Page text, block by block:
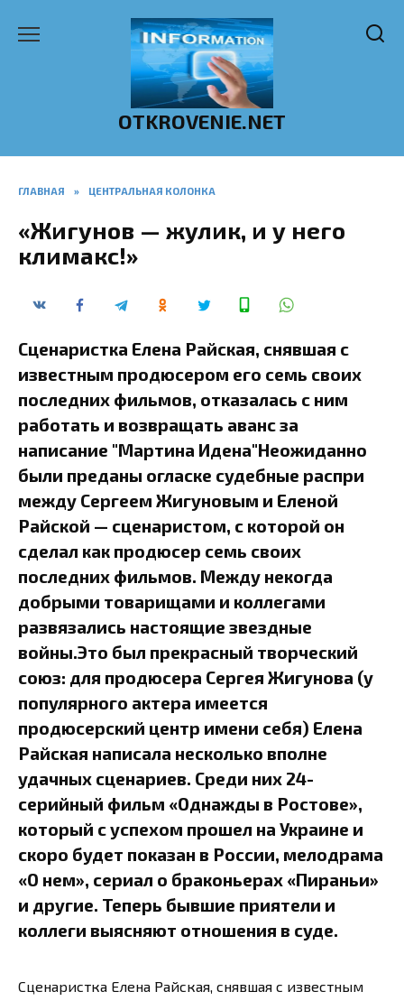
OTKROVENIE.NET
ГЛАВНАЯ » ЦЕНТРАЛЬНАЯ КОЛОНКА
«Жигунов — жулик, и у него
климакс!»
Сценаристка Елена Райская, снявшая с
известным продюсером его семь своих
последних фильмов, отказалась с ним
работать и возвращать аванс за
написание "Мартина Идена"Неожиданно
были преданы огласке судебные распри
между Сергеем Жигуновым и Еленой
Райской — сценаристом, с которой он
сделал как продюсер семь своих
последних фильмов. Между некогда
добрыми товарищами и коллегами
развязались настоящие звездные
войны.Это был прекрасный творческий
союз: для продюсера Сергея Жигунова (у
популярного актера имеется
продюсерский центр имени себя) Елена
Райская написала несколько вполне
удачных сценариев. Среди них 24-
серийный фильм «Однажды в Ростове»,
который с успехом прошел на Украине и
скоро будет показан в России, мелодрама
«О нем», сериал о браконьерах «Пираньи»
и другие. Теперь бывшие приятели и
коллеги выясняют отношения в суде.
Сценаристка Елена Райская, снявшая с известным